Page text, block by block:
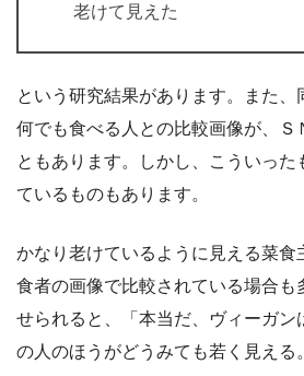
老けて見えた
という研究結果があります。また、
何でも食べる人との比較画像が、Ｓ
ともあります。しかし、こういっ
ているものもあります。
かなり老けているように見える菜食
食者の画像で比較されている場合も
せられると、「本当だ、ヴィーガン
の人のほうがどうみても若く見える